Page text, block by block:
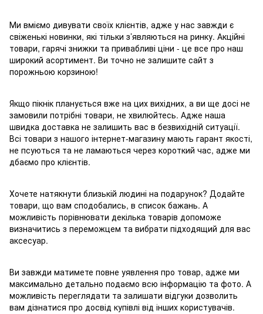
Ми вміємо дивувати своїх клієнтів, адже у нас завжди є
свіженькі новинки, які тільки з’являються на ринку. Акційні
товари, гарячі знижки та привабливі ціни - це все про наш
широкий асортимент. Ви точно не залишите сайт з
порожньою корзиною!
Якщо пікнік планується вже на цих вихідних, а ви ще досі не
замовили потрібні товари, не хвилюйтесь. Адже наша
швидка доставка не залишить вас в безвихідній ситуації.
Всі товари з нашого інтернет-магазину мають гарант якості,
не псуються та не ламаються через короткий час, адже ми
дбаємо про клієнтів.
Хочете натякнути близькій людині на подарунок? Додайте
товари, що вам сподобались, в список бажань. А
можливість порівнювати декілька товарів допоможе
визначитись з переможцем та вибрати підходящий для вас
аксесуар.
Ви завжди матимете повне уявлення про товар, адже ми
максимально детально подаємо всю інформацію та фото. А
можливість переглядати та залишати відгуки дозволить
вам дізнатися про досвід купівлі від інших користувачів.